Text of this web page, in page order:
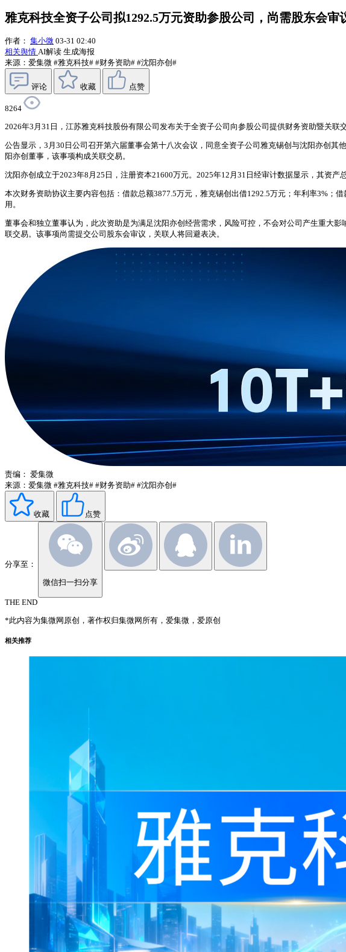
雅克科技全资子公司拟1292.5万元资助参股公司，尚需股东会审
作者： 集小微 03-31 02:40
相关舆情 AI解读 生成海报
来源：爱集微 #雅克科技# #财务资助# #沈阳亦创#
评论 收藏 点赞
8264
2026年3月31日，江苏雅克科技股份有限公司发布关于全资子公司向参股公司提供财务资助暨关联
公告显示，3月30日公司召开第六届董事会第十八次会议，同意全资子公司雅克锡创与沈阳亦创
阳亦创董事，该事项构成关联交易。
沈阳亦创成立于2023年8月25日，注册资本21600万元。2025年12月31日经审计数据显示，其资
本次财务资助协议主要内容包括：借款总额3877.5万元，雅克锡创出借1292.5万元；年利率3%
用。
董事会和独立董事认为，此次资助是为满足沈阳亦创经营需求，风险可控，不会对公司产生重大
联交易。该事项尚需提交公司股东会审议，关联人将回避表决。
责编： 爱集微
来源：爱集微 #雅克科技# #财务资助# #沈阳亦创#
收藏 点赞
分享至：
微信扫一扫分享
THE END
*此内容为集微网原创，著作权归集微网所有，爱集微，爱原创
相关推荐